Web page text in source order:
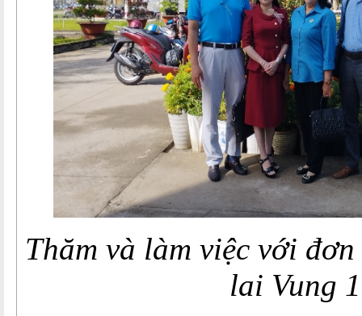
Thăm và làm việc với
lai Vung 1